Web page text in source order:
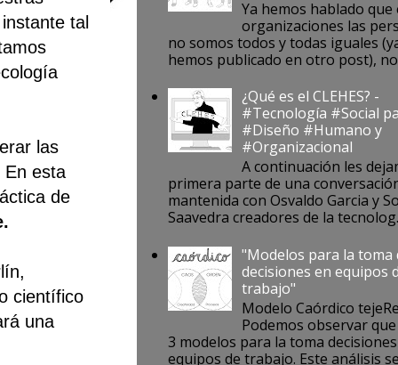
tal
las
En esta
de
científico
una
Ya hemos hablado que
organizaciones las
no somos todos y todas iguales
hemos publicado en otro post),
¿Qué es el CLEHES? -
#Tecnología #Social
#Diseño #Humano y
#Organizacional
A continuación les
primera parte de una
mantenida con Osvaldo Garcia y
Saavedra creadores de la
"Modelos para la toma
decisiones en equipos
trabajo"
Modelo Caórdico
Podemos observar
3 modelos para la toma
equipos de trabajo. Este análisis